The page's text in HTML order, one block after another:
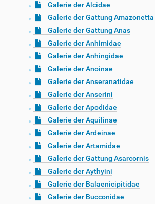
Galerie der Alcidae
Galerie der Gattung Amazonetta
Galerie der Gattung Anas
Galerie der Anhimidae
Galerie der Anhingidae
Galerie der Anoinae
Galerie der Anseranatidae
Galerie der Anserini
Galerie der Apodidae
Galerie der Aquilinae
Galerie der Ardeinae
Galerie der Artamidae
Galerie der Gattung Asarcornis
Galerie der Aythyini
Galerie der Balaenicipitidae
Galerie der Bucconidae